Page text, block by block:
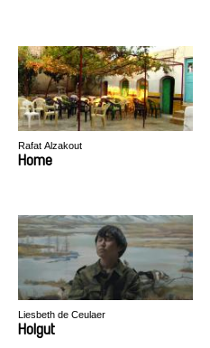
Rafat Alzakout
Home
Liesbeth de Ceulaer
Holgut